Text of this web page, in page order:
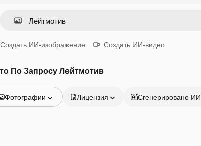
Создать ИИ-изображение Создать ИИ-видео
По Запросу Лейтмотив
Фотографии Лицензия Сгенерировано ИИ